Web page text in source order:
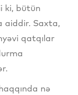
ki, bütün
aiddir. Saxta,
qatqılar
nə